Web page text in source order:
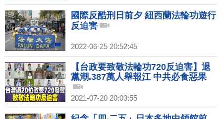
國際反酷刑日前夕 紐西蘭法輪功遊行
反迫害
2022-06-25 20:52:45
【台政要致敬法輪功720反迫害】退
黨潮.387萬人舉報江 中共必食惡果
2021-07-20 20:03:55